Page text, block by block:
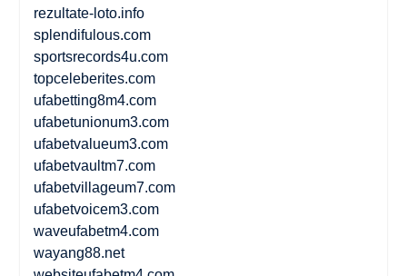
rezultate-loto.info
splendifulous.com
sportsrecords4u.com
topceleberites.com
ufabetting8m4.com
ufabetunionum3.com
ufabetvalueum3.com
ufabetvaultm7.com
ufabetvillageum7.com
ufabetvoicem3.com
waveufabetm4.com
wayang88.net